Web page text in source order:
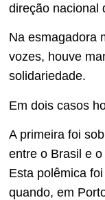
direção nacional
Na esmagadora
vozes, houve
solidariedade.
Em dois casos
A primeira foi
entre o Brasil e
Esta polêmica
quando, em